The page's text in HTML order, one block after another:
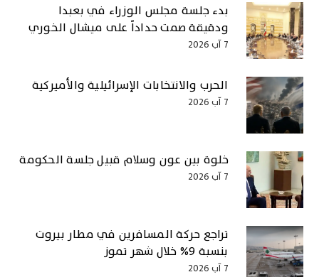
بدء جلسة مجلس الوزراء في بعبدا
ودقيقة صمت حداداً على ميشال الخوري
7 آب 2026
الحرب والانتخابات الإسرائيلية والأميركية
7 آب 2026
خلوة بين عون وسلام قبيل جلسة الحكومة
7 آب 2026
تراجع حركة المسافرين في مطار بيروت
بنسبة ٩% خلال شهر تموز
7 آب 2026